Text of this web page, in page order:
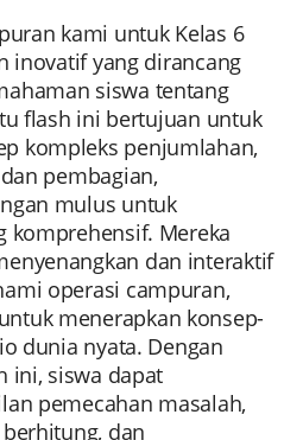
kami untuk Kelas 6
inovatif yang dirancang
siswa tentang
flash ini bertujuan untuk
kompleks penjumlahan,
pembagian,
mulus untuk
komprehensif. Mereka
dan interaktif
operasi campuran,
menerapkan konsep-
dunia nyata. Dengan
ini, siswa dapat
pemecahan masalah,
dan